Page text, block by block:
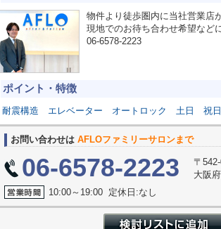
物件より徒歩圏内に当社営業店
現地でのお待ち合わせ希望など
06-6578-2223
ポイント・特徴
耐震構造 エレベーター オートロック 土日 祝
お問い合わせは AFLOファミリーサロンまで
06-6578-2223
〒
大阪
10:00～19:00 定休日:なし